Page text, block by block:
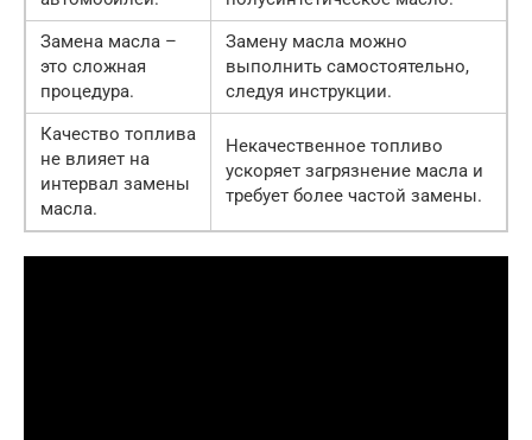
Замена масла –
это сложная
процедура.
Замену масла можно
выполнить самостоятельно,
следуя инструкции.
Качество топлива
не влияет на
интервал замены
масла.
Некачественное топливо
ускоряет загрязнение масла и
требует более частой замены.